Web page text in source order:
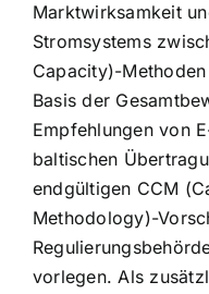
Marktwirksamkeit
Stromsystems
Capacity)-
Basis der
Empfehlungen von
baltischen
endgültigen CCM
Methodology)-
vorlegen. Als